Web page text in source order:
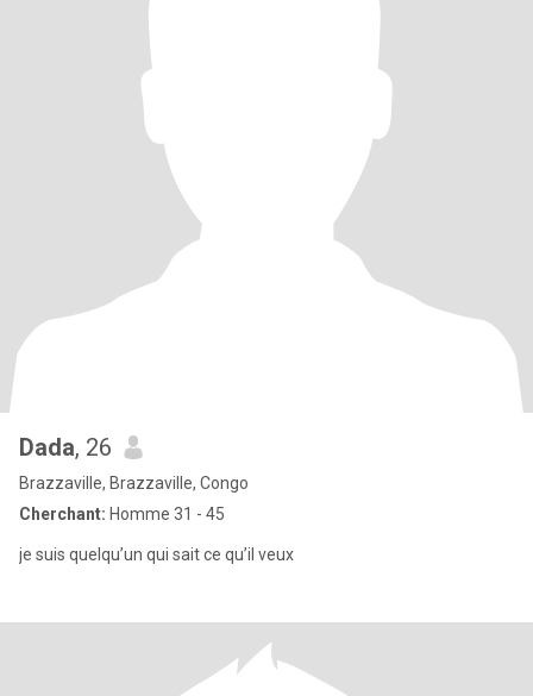
Dada, 26
Brazzaville, Brazzaville, Congo
Cherchant: Homme 31 - 45
je suis quelqu’un qui sait ce qu’il veux